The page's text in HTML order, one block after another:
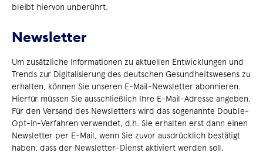
bleibt hiervon unberührt.
Newsletter
Um zusätzliche Informationen zu aktuellen Entwicklungen und
Trends zur Digitalisierung des deutschen Gesundheitswesens zu
erhalten, können Sie unseren E-Mail-Newsletter abonnieren.
Hierfür müssen Sie ausschließlich Ihre E-Mail-Adresse angeben.
Für den Versand des Newsletters wird das sogenannte Double-
Opt-In-Verfahren verwendet, d.h. Sie erhalten erst dann einen
Newsletter per E-Mail, wenn Sie zuvor ausdrücklich bestätigt
haben, dass der Newsletter-Dienst aktiviert werden soll.